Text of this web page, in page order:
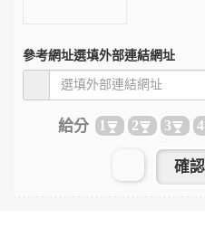
參考網址選填外部連結網址
給分 1 2 3 4